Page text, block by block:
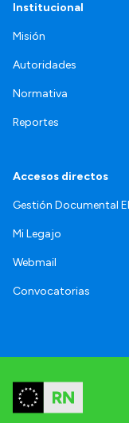
Institucional
Misión
Autoridades
Normativa
Reportes
Accesos directos
Gestión Documental
Mi Legajo
Webmail
Convocatorias